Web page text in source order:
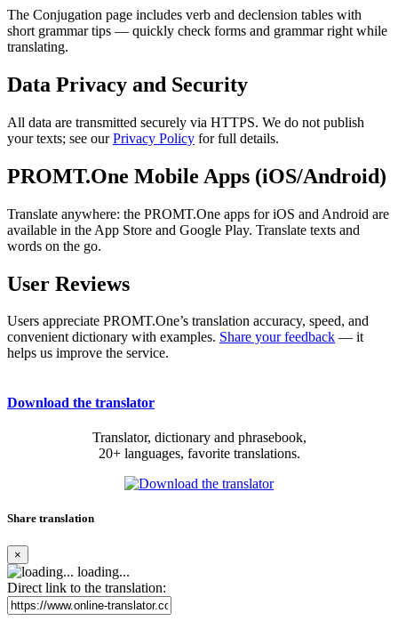
The Conjugation page includes verb and declension tables with
short grammar tips — quickly check forms and grammar right while
translating.
Data Privacy and Security
All data are transmitted securely via HTTPS. We do not publish
your texts; see ourPrivacy Policy for full details.
PROMT.One Mobile Apps (iOS/Android)
Translate anywhere: the PROMT.One apps for iOS and Android are
available in the App Store and Google Play. Translate texts and
words on the go.
User Reviews
Users appreciate PROMT.One’s translation accuracy, speed, and
convenient dictionary with examples. Share your feedback — it
helps us improve the service.
Download the translator
Translator, dictionary and phrasebook,
20+ languages, favorite translations.
Share translation
×
loading...
Direct link to the translation: